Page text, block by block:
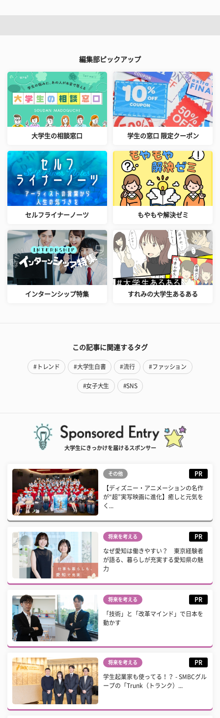
編集部ピックアップ
大学生の相談窓口 学生の窓口 限定クーポン
セルフライナーノーツ もやもや解決ゼミ
インターンシップ特集 すれみの大学生あるある
この記事に関連するタグ
#トレンド #大学生白書 #流行 #ファッション
#女子大生 #SNS
大学生にきっかけを届けるスポンサー
その他 PR
【ディズニー・アニメーションの名作
が“超”実写映画に進化】癒しと元気を
く...
将来を考える PR
なぜ愛知は働きやすい？ 東京経験者
が語る、暮らしが充実する愛知県の魅
力
将来を考える PR
「技術」と「改革マインド」で日本を
動かす
将来を考える PR
学生起業家も使ってる！？ - SMBCグル
ープの「Trunk（トランク）...